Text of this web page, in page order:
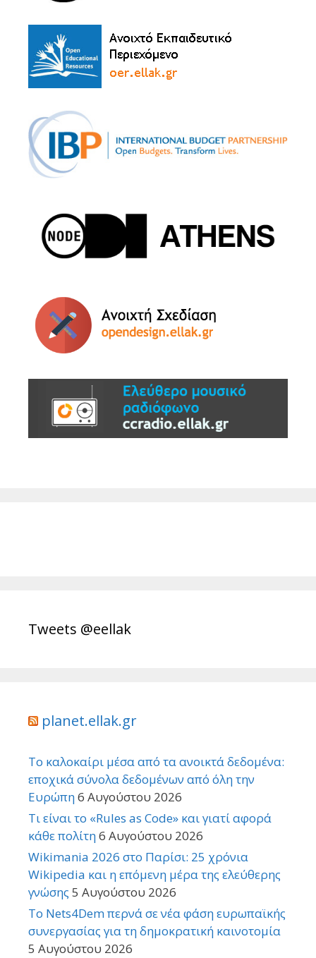
Tweets @eellak
planet.ellak.gr
Το καλοκαίρι μέσα από τα ανοικτά δεδομένα:
εποχικά σύνολα δεδομένων από όλη την
Ευρώπη6 Αυγούστου 2026
Τι είναι το «Rules as Code» και γιατί αφορά
κάθε πολίτη6 Αυγούστου 2026
Wikimania 2026 στο Παρίσι: 25 χρόνια
Wikipedia και η επόμενη μέρα της ελεύθερης
γνώσης 5 Αυγούστου 2026
Το Nets4Dem περνά σε νέα φάση ευρωπαϊκής
συνεργασίας για τη δημοκρατική καινοτομία
5 Αυγούστου 2026